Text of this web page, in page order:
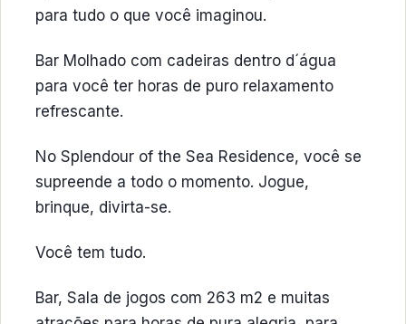
para tudo o que você imaginou.
Bar Molhado com cadeiras dentro d´água
para você ter horas de puro relaxamento
refrescante.
No Splendour of the Sea Residence, você se
supreende a todo o momento. Jogue,
brinque, divirta-se.
Você tem tudo.
Bar, Sala de jogos com 263 m2 e muitas